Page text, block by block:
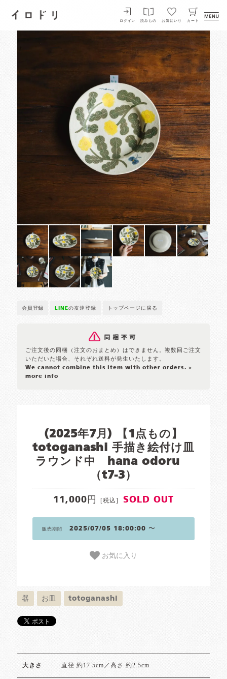
イロドリ
ログイン 読みもの お気にいり カート
会員登録 LINEの友達登録 トップページに戻る
ご注文後の同梱（注文のおまとめ）はできません。複数回ご注文
いただいた場合、それぞれ送料が発生いたします。
We cannot combine this item with other orders. >
more info
(2025年7月) 【1点もの】
totoganashi 手描き絵付け皿
ラウンド中 hana odoru
（t7-3）
11,000円 [税込] SOLD OUT
販売期間 2025/07/05 18:00:00 〜
お気に入り
器 お皿 totoganashi
大きさ 直径 約17.5cm／高さ 約2.5cm